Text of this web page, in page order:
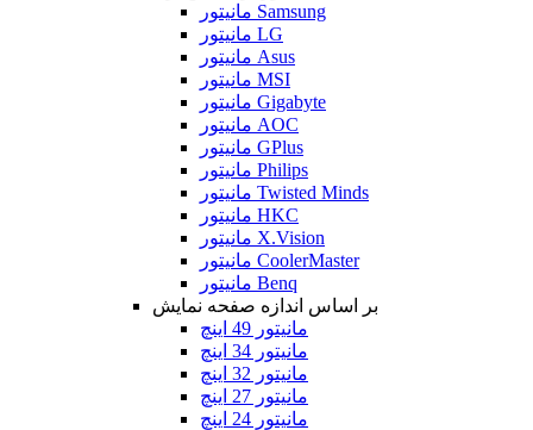
مانیتور Samsung
مانیتور LG
مانیتور Asus
مانیتور MSI
مانیتور Gigabyte
مانیتور AOC
مانیتور GPlus
مانیتور Philips
مانیتور Twisted Minds
مانیتور HKC
مانیتور X.Vision
مانیتور CoolerMaster
مانیتور Benq
بر اساس اندازه صفحه نمایش
مانیتور 49 اینچ
مانیتور 34 اینچ
مانیتور 32 اینچ
مانیتور 27 اینچ
مانیتور 24 اینچ